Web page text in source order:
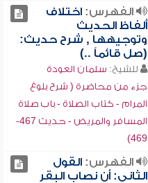
الفهرس:اختلاف
ألفاظ الحديث
وتوجيهها , شرح حديث:
(صل قائماً ..)
للشيخ: سلمان العودة
جزء من محاضرة ( شرح بلوغ
المرام - كتاب الصلاة - باب صلاة
المسافر والمريض - حديث 467-
469)
الفهرس:القول
الثاني: أن نصاب البقر